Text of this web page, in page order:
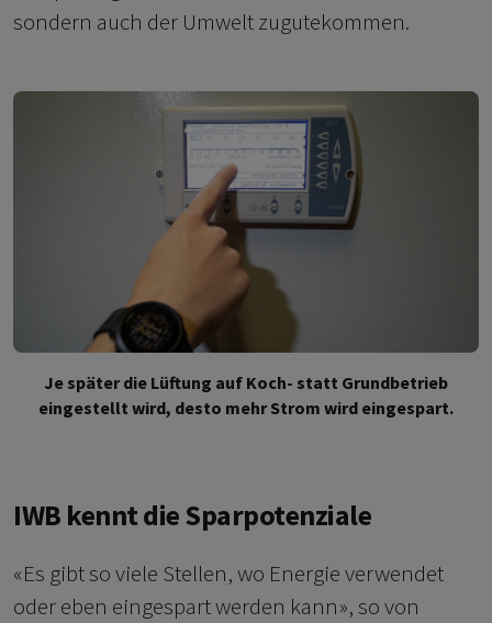
sondern auch der Umwelt zugutekommen.
Je später die Lüftung auf Koch- statt Grundbetrieb
eingestellt wird, desto mehr Strom wird eingespart.
IWB kennt die Sparpotenziale
«Es gibt so viele Stellen, wo Energie verwendet
oder eben eingespart werden kann», so von